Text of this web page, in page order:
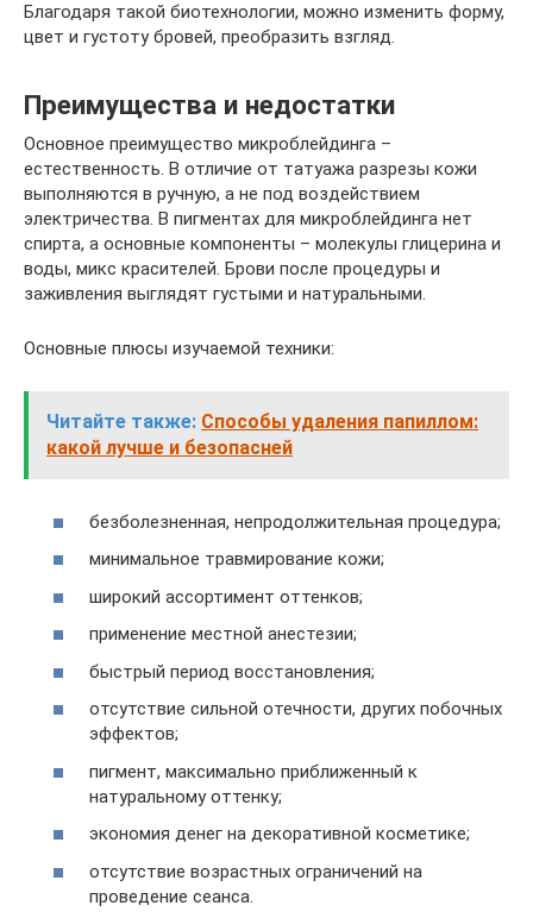
Благодаря такой биотехнологии, можно изменить форму,
цвет и густоту бровей, преобразить взгляд.
Преимущества и недостатки
Основное преимущество микроблейдинга –
естественность. В отличие от татуажа разрезы кожи
выполняются в ручную, а не под воздействием
электричества. В пигментах для микроблейдинга нет
спирта, а основные компоненты – молекулы глицерина и
воды, микс красителей. Брови после процедуры и
заживления выглядят густыми и натуральными.
Основные плюсы изучаемой техники:
Читайте также: Способы удаления папиллом:
какой лучше и безопасней
безболезненная, непродолжительная процедура;
минимальное травмирование кожи;
широкий ассортимент оттенков;
применение местной анестезии;
быстрый период восстановления;
отсутствие сильной отечности, других побочных
эффектов;
пигмент, максимально приближенный к
натуральному оттенку;
экономия денег на декоративной косметике;
отсутствие возрастных ограничений на
проведение сеанса.